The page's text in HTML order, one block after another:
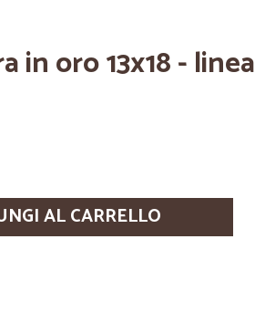
oro 13x18 - linea
AL CARRELLO